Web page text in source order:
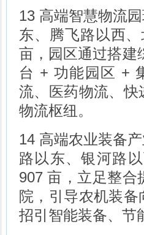
13 高端智慧物流
东、腾飞路以西
亩，园区通过搭建
台 + 功能园区 +
流、医药物流、
物流枢纽。
14 高端农业装备
路以东、银河路
907 亩，立足整合
院，引导农机装
招引智能装备、节